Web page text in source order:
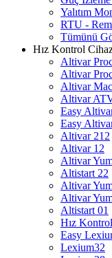
Yalıtım
RTU -
Tümünü
Hız Kontrol
Altivar
Altivar
Altivar
Altivar
Easy
Easy
Altivar 212
Altivar 12
Altivar
Altistart 22
Altivar
Altivar
Altistart 01
Hız
Easy
Lexium32